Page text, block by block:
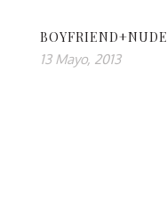
BOYFRIEND+NUDE
13 Mayo, 2013